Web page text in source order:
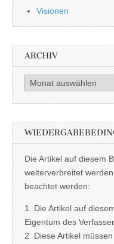
Visionen
ARCHIV
Archiv
Die Artikel auf diesem
weiterverbreitet
beachtet werden:
1. Die Artikel auf
Eigentum des
2. Diese Artikel